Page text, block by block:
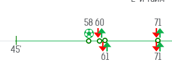
58 60 71
|
45'
61
71